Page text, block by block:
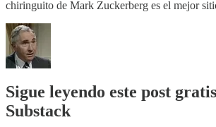
chiringuito de Mark Zuckerberg es el mejor
Sigue leyendo este post
Substack